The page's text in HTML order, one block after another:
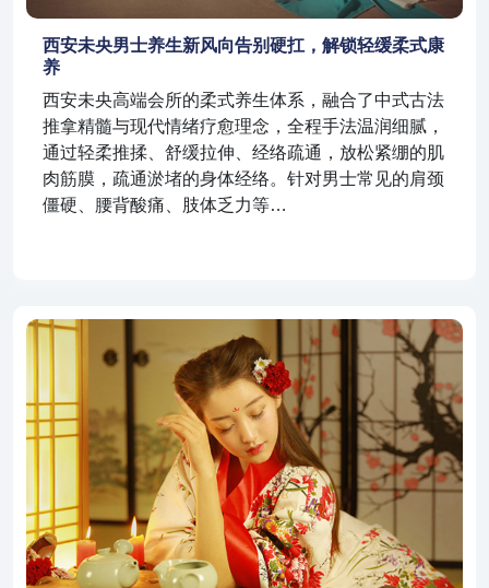
西安未央男士养生新风向告别硬扛，解锁轻缓柔式康
养
西安未央高端会所的柔式养生体系，融合了中式古法
推拿精髓与现代情绪疗愈理念，全程手法温润细腻，
通过轻柔推揉、舒缓拉伸、经络疏通，放松紧绷的肌
肉筋膜，疏通淤堵的身体经络。针对男士常见的肩颈
僵硬、腰背酸痛、肢体乏力等…